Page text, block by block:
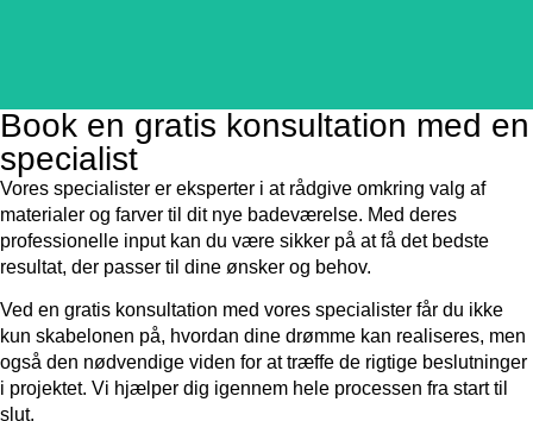
Book en gratis konsultation med en
specialist
Vores specialister er eksperter i at rådgive omkring valg af
materialer og farver til dit nye badeværelse. Med deres
professionelle input kan du være sikker på at få det bedste
resultat, der passer til dine ønsker og behov.
Ved en gratis konsultation med vores specialister får du ikke
kun skabelonen på, hvordan dine drømme kan realiseres, men
også den nødvendige viden for at træffe de rigtige beslutninger
i projektet. Vi hjælper dig igennem hele processen fra start til
slut.